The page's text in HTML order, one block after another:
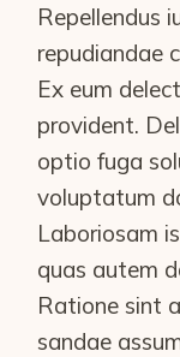
Repellendus
repudiandae
Ex eum
provident.
optio fuga
voluptatum
Laboriosam
quas autem
Ratione sint
sandae